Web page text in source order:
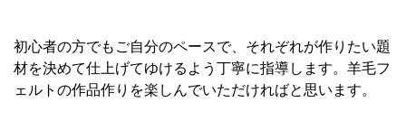
初心者の方でもご自分のペースで、それぞれが作りたい題
材を決めて仕上げてゆけるよう丁寧に指導します。羊毛フ
ェルトの作品作りを楽しんでいただければと思います。